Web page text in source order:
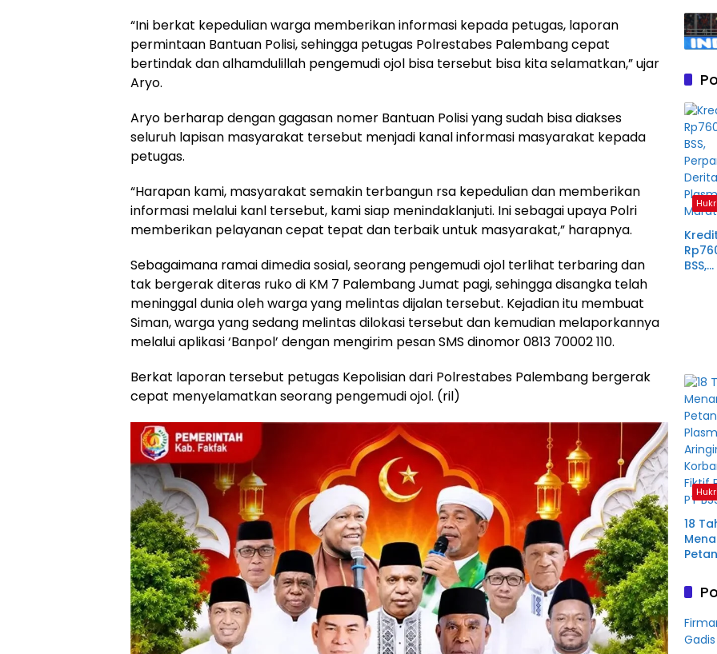
“Ini berkat kepedulian warga memberikan informasi kepada petugas, laporan
permintaan Bantuan Polisi, sehingga petugas Polrestabes Palembang cepat
bertindak dan alhamdulillah pengemudi ojol bisa tersebut bisa kita selamatkan,” ujar
Aryo.
Aryo berharap dengan gagasan nomer Bantuan Polisi yang sudah bisa diakses
seluruh lapisan masyarakat tersebut menjadi kanal informasi masyarakat kepada
petugas.
“Harapan kami, masyarakat semakin terbangun rsa kepedulian dan memberikan
informasi melalui kanl tersebut, kami siap menindaklanjuti. Ini sebagai upaya Polri
memberikan pelayanan cepat tepat dan terbaik untuk masyarakat,” harapnya.
Sebagaimana ramai dimedia sosial, seorang pengemudi ojol terlihat terbaring dan
tak bergerak diteras ruko di KM 7 Palembang Jumat pagi, sehingga disangka telah
meninggal dunia oleh warga yang melintas dijalan tersebut. Kejadian itu membuat
Siman, warga yang sedang melintas dilokasi tersebut dan kemudian melaporkannya
melalui aplikasi ‘Banpol’ dengan mengirim pesan SMS dinomor 0813 70002 110.
Berkat laporan tersebut petugas Kepolisian dari Polrestabes Palembang bergerak
cepat menyelamatkan seorang pengemudi ojol. (ril)
BSS,
18
BSS